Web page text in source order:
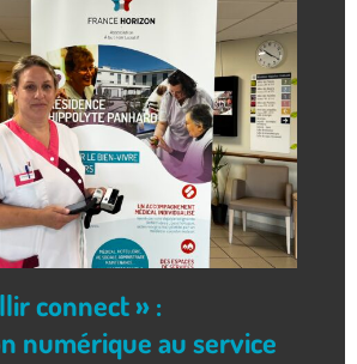
connect » :
numérique au service